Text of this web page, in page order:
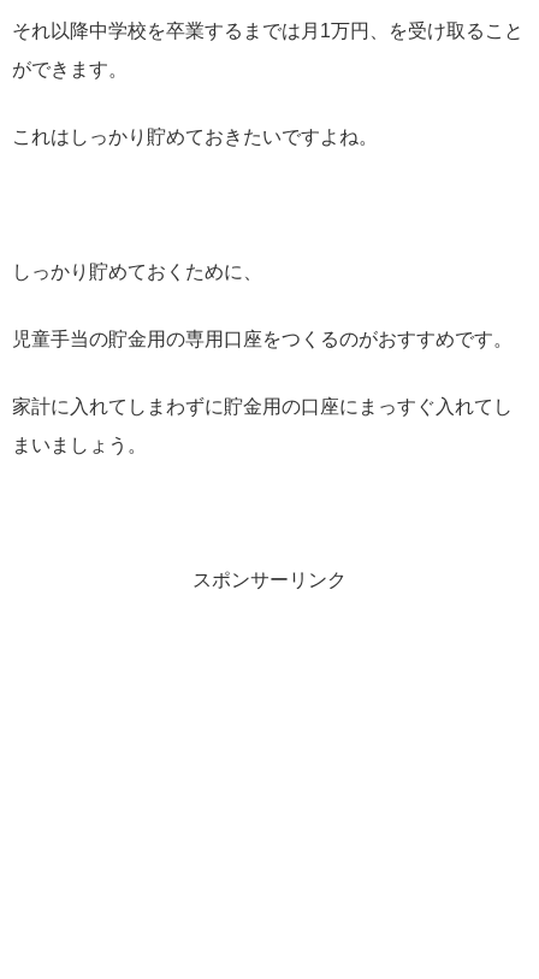
それ以降中学校を卒業するまでは月1万円、を受け取ること
ができます。
これはしっかり貯めておきたいですよね。
しっかり貯めておくために、
児童手当の貯金用の専用口座をつくるのがおすすめです。
家計に入れてしまわずに貯金用の口座にまっすぐ入れてし
まいましょう。
スポンサーリンク